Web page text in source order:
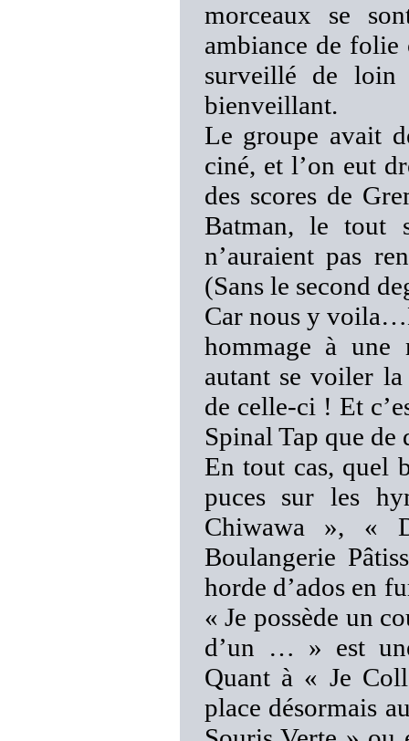
morceaux se
ambiance de
surveillé de loin
bienveillant.
Le groupe avait
ciné, et l’on eut
des scores de
Batman, le tout
n’auraient pas
(Sans le second
Car nous y
hommage à une
autant se voiler
de celle-ci ! Et
Spinal Tap que
En tout cas, quel
puces sur les
Chiwawa », «
Boulangerie
horde d’ados en
« Je possède un
d’un … » est
Quant à « Je
place désormais